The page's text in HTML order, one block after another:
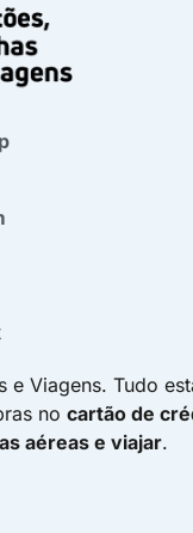
e Viagens. Tudo
no cartão de
aéreas e viajar.